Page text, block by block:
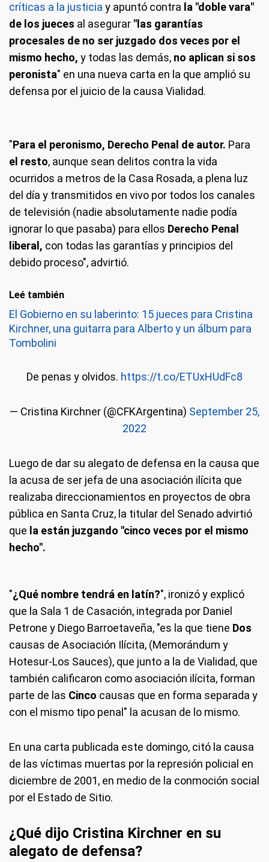
críticas a la justicia y apuntó contra la "doble vara"
de los jueces al asegurar "las garantías
procesales de no ser juzgado dos veces por el
mismo hecho, y todas las demás, no aplican si sos
peronista" en una nueva carta en la que amplió su
defensa por el juicio de la causa Vialidad.
"Para el peronismo, Derecho Penal de autor. Para
el resto, aunque sean delitos contra la vida
ocurridos a metros de la Casa Rosada, a plena luz
del día y transmitidos en vivo por todos los canales
de televisión (nadie absolutamente nadie podía
ignorar lo que pasaba) para ellos Derecho Penal
liberal, con todas las garantías y principios del
debido proceso", advirtió.
Leé también
El Gobierno en su laberinto: 15 jueces para Cristina
Kirchner, una guitarra para Alberto y un álbum para
Tombolini
De penas y olvidos. https://t.co/ETUxHUdFc8
— Cristina Kirchner (@CFKArgentina) September 25,
2022
Luego de dar su alegato de defensa en la causa que
la acusa de ser jefa de una asociación ilícita que
realizaba direccionamientos en proyectos de obra
pública en Santa Cruz, la titular del Senado advirtió
que la están juzgando "cinco veces por el mismo
hecho".
"¿Qué nombre tendrá en latín?", ironizó y explicó
que la Sala 1 de Casación, integrada por Daniel
Petrone y Diego Barroetaveña, "es la que tiene Dos
causas de Asociación Ilícita, (Memorándum y
Hotesur-Los Sauces), que junto a la de Vialidad, que
también calificaron como asociación ilícita, forman
parte de las Cinco causas que en forma separada y
con el mismo tipo penal" la acusan de lo mismo.
En una carta publicada este domingo, citó la causa
de las víctimas muertas por la represión policial en
diciembre de 2001, en medio de la conmoción social
por el Estado de Sitio.
¿Qué dijo Cristina Kirchner en su
alegato de defensa?